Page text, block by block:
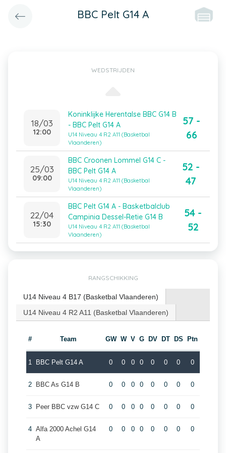
BBC Pelt G14 A
WEDSTRIJDEN
18/03
12:00
Koninklijke Herentalse BBC G14 B
- BBC Pelt G14 A
U14 Niveau 4 R2 A11 (Basketbal
Vlaanderen)
57 -
66
25/03
09:00
BBC Croonen Lommel G14 C -
BBC Pelt G14 A
U14 Niveau 4 R2 A11 (Basketbal
Vlaanderen)
52 -
47
22/04
15:30
BBC Pelt G14 A - Basketbalclub
Campinia Dessel-Retie G14 B
U14 Niveau 4 R2 A11 (Basketbal
Vlaanderen)
54 -
52
RANGSCHIKKING
U14 Niveau 4 B17 (Basketbal Vlaanderen)
U14 Niveau 4 R2 A11 (Basketbal Vlaanderen)
# Team GW W V G DV DT DS Ptn
1 BBC Pelt G14 A 0 0 0 0 0 0 0 0
2 BBC As G14 B 0 0 0 0 0 0 0 0
3 Peer BBC vzw G14 C 0 0 0 0 0 0 0 0
4 Alfa 2000 Achel G14
A
0 0 0 0 0 0 0 0